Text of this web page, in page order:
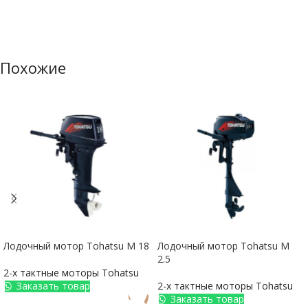
Похожие
Лодочный мотор Tohatsu M 18
2-х тактные моторы Tohatsu
Заказать товар
Лодочный мотор Tohatsu M
2.5
2-х тактные моторы Tohatsu
Заказать товар